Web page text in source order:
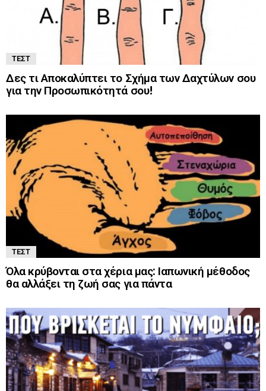
ΤΕΣΤ
Δες τι Αποκαλύπτει το Σχήμα των Δαχτύλων σου
για την Προσωπικότητά σου!
ΤΕΣΤ
Όλα κρύβονται στα χέρια μας: Ιαπωνική μέθοδος
θα αλλάξει τη ζωή σας για πάντα